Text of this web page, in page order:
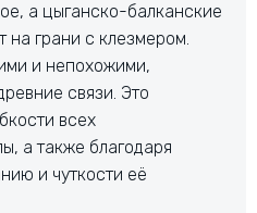
а цыганско-балканские
на грани с клезмером.
и непохожими,
связи. Это
всех
а также благодаря
и чуткости её